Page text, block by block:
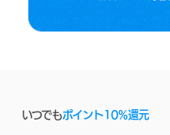
いつでもポイント10%還元